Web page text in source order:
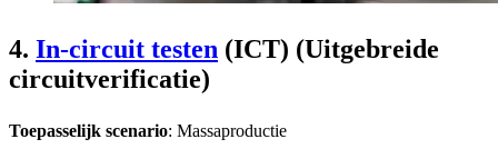
4. In-circuit testen (ICT) (Uitgebreide
circuitverificatie)
Toepasselijk scenario: Massaproductie